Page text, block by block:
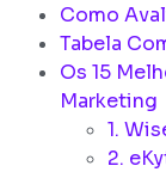
Como
Tabela
Os 15
Marketing
1.
2.